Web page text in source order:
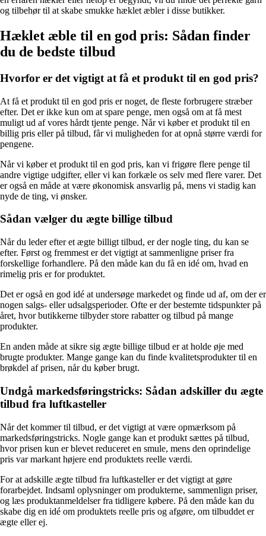
og tilbehør til at skabe smukke hæklet æbler i disse butikker.
Hæklet æble til en god pris: Sådan finder
du de bedste tilbud
Hvorfor er det vigtigt at få et produkt til en god pris?
At få et produkt til en god pris er noget, de fleste forbrugere stræber
efter. Det er ikke kun om at spare penge, men også om at få mest
muligt ud af vores hårdt tjente penge. Når vi køber et produkt til en
billig pris eller på tilbud, får vi muligheden for at opnå større værdi for
pengene.
Når vi køber et produkt til en god pris, kan vi frigøre flere penge til
andre vigtige udgifter, eller vi kan forkæle os selv med flere varer. Det
er også en måde at være økonomisk ansvarlig på, mens vi stadig kan
nyde de ting, vi ønsker.
Sådan vælger du ægte billige tilbud
Når du leder efter et ægte billigt tilbud, er der nogle ting, du kan se
efter. Først og fremmest er det vigtigt at sammenligne priser fra
forskellige forhandlere. På den måde kan du få en idé om, hvad en
rimelig pris er for produktet.
Det er også en god idé at undersøge markedet og finde ud af, om der er
nogen salgs- eller udsalgsperioder. Ofte er der bestemte tidspunkter på
året, hvor butikkerne tilbyder store rabatter og tilbud på mange
produkter.
En anden måde at sikre sig ægte billige tilbud er at holde øje med
brugte produkter. Mange gange kan du finde kvalitetsprodukter til en
brøkdel af prisen, når du køber brugt.
Undgå markedsføringstricks: Sådan adskiller du ægte
tilbud fra luftkasteller
Når det kommer til tilbud, er det vigtigt at være opmærksom på
markedsføringstricks. Nogle gange kan et produkt sættes på tilbud,
hvor prisen kun er blevet reduceret en smule, mens den oprindelige
pris var markant højere end produktets reelle værdi.
For at adskille ægte tilbud fra luftkasteller er det vigtigt at gøre
forarbejdet. Indsaml oplysninger om produkterne, sammenlign priser,
og læs produktanmeldelser fra tidligere købere. På den måde kan du
skabe dig en idé om produktets reelle pris og afgøre, om tilbuddet er
ægte eller ej.